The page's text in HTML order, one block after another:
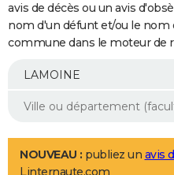
Retraite
Epargne
Immobilier
Risques naturels par ville
Banque
Assurance
AUTO
Essais
Réserver un essai
Citadines
Berlines
SUV
Forum auto
+
Mobiles
Meilleur smartphone
Internet
Ordinateurs
Jeux vidéo
Guide high-tech
Aménagement intérieur
LIFESTYLE
avis de décès ou un avis
nom d'un défunt et/ou le nom
commune dans le moteur de
NOUVEAU : publiez un avis
Linternaute.com